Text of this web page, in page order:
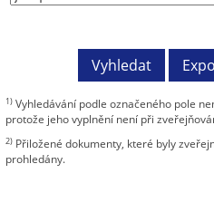
1) Vyhledávání podle označeného pole
protože jeho vyplnění není při
2) Přiložené dokumenty, které byly
prohledány.